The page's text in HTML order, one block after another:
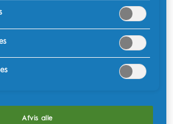
for at forhindre caries.
får nok fluor,
enten gennem
i områder, hvor drikkevandet
Afvis alle